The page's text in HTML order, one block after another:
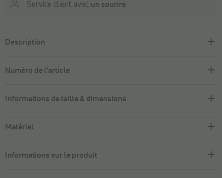
Service client avec un sourire
Description
Numéro de l'article
Informations de taille & dimensions
Matériel
Informations sur le produit